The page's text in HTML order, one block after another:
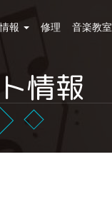
報 修理 音楽教室
情報